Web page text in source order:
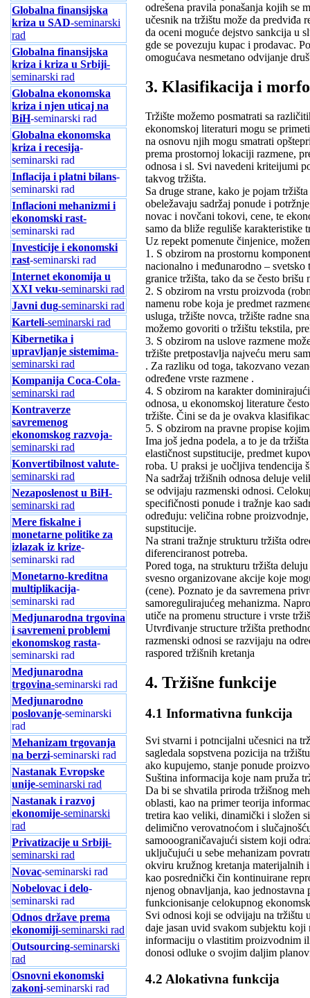
Globalna finansijska
kriza u SAD-seminarski
rad
Globalna finansijska
kriza i kriza u Srbiji-
seminarski rad
Globalna ekonomska
kriza i njen uticaj na
BiH-seminarski rad
Globalna ekonomska
kriza i recesija-
seminarski rad
Inflacija i platni bilans-
seminarski rad
Inflacioni mehanizmi i
ekonomski rast-
seminarski rad
Investicije i ekonomski
rast-seminarski rad
Internet ekonomija u
XXI veku-seminarski rad
Javni dug-seminarski rad
Karteli-seminarski rad
Kibernetika i
upravljanje sistemima-
seminarski rad
Kompanija Coca-Cola-
seminarski rad
Kontraverze
savremenog
ekonomskog razvoja-
seminarski rad
Konvertibilnost valute-
seminarski rad
Nezaposlenost u BiH-
seminarski rad
Mere fiskalne i
monetarne politike za
izlazak iz krize-
seminarski rad
Monetarno-kreditna
multiplikacija-
seminarski rad
Medjunarodna trgovina
i savremeni problemi
ekonomskog rasta-
seminarski rad
Medjunarodna
trgovina-seminarski rad
Medjunarodno
poslovanje-seminarski
rad
Mehanizam trgovanja
na berzi-seminarski rad
Nastanak Evropske
unije-seminarski rad
Nastanak i razvoj
ekonomije-seminarski
rad
Privatizacije u Srbiji-
seminarski rad
Novac-seminarski rad
Nobelovac i delo-
seminarski rad
Odnos države prema
ekonomiji-seminarski rad
Outsourcing-seminarski
rad
Osnovni ekonomski
zakoni-seminarski rad
odrešena pravila ponašanja kojih se
učesnik na tržištu može da predviđa
da oceni moguće dejstvo sankcija u
gde se povezuju kupac i prodavac.
omogućava nesmetano odvijanje
3. Klasifikacija i
Tržište možemo posmatrati sa
ekonomskoj literaturi mogu se
na osnovu njih mogu smatrati
prema prostornoj lokaciji razmene,
odnosa i sl. Svi navedeni kriteijumi
takvog tržišta.
Sa druge strane, kako je pojam
obeležavaju sadržaj ponude i
novac i novčani tokovi, cene, te
samo da bliže reguliše karakteristike
Uz repekt pomenute činjenice,
1. S obzirom na prostornu
nacionalno i međunarodno –
granice tržišta, tako da se često
2. S obzirom na vrstu proizvoda
namenu robe koja je predmet
usluga, tržište novca, tržište radne
možemo govoriti o tržištu tekstila,
3. S obzirom na uslove razmene
tržište pretpostavlja najveću meru
. Za razliku od toga, takozvano
određene vrste razmene .
4. S obzirom na karakter
odnosa, u ekonomskoj literature
tržište. Čini se da je ovakva
5. S obzirom na pravne propise
Ima još jedna podela, a to je da
elastičnost supstitucije, predmet
roba. U praksi je uočljiva tendencija
Na sadržaj tržišnih odnosa deluje
se odvijaju razmenski odnosi.
specifičnosti ponude i tražnje kao
određuju: veličina robne
supstitucije.
Na strani tražnje strukturu tržišta
diferenciranost potreba.
Pored toga, na strukturu tržišta
svesno organizovane akcije koje
(cene). Poznato je da savremena
samoregulirajućeg mehanizma.
utiče na promenu structure i vrste
Utvrđivanje structure tržišta
razmenski odnosi se razvijaju na
raspored tržišnih kretanja
4. Tržišne funkcije
4.1 Informativna funkcija
Svi stvarni i potncijalni učesnici na
sagledala sopstvena pozicija na
ako kupujemo, stanje ponude
Suština informacija koje nam pruža
Da bi se shvatila priroda tržišnog
oblasti, kao na primer teorija
tretira kao veliki, dinamički i složen
delimično verovatnoćom i
samooograničavajući sistem koji
uključujući u sebe mehanizam
okviru kružnog kretanja materijalnih
kao posrednički čin kontinuirane
njenog obnavljanja, kao
funkcionisanje celokupnog
Svi odnosi koji se odvijaju na tržištu
daje jasan uvid svakom subjektu
informaciju o vlastitim proizvodnim
donosi odluke o svojim daljim
4.2 Alokativna funkcija